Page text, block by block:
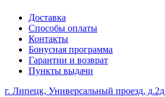
Доставка
Способы оплаты
Контакты
Бонусная программа
Гарантии и возврат
Пункты выдачи
г. Липецк, Универсальный проезд, д.2д